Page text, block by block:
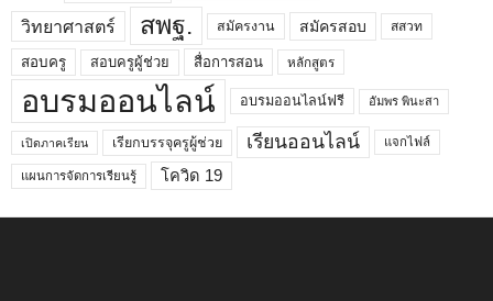
วิทยาศาสตร์ สพฐ. สมัครงาน สมัครสอบ สสวท
สอบครู สอบครูผู้ช่วย สื่อการสอน หลักสูตร
อบรมออนไลน์ อบรมออนไลน์ฟรี อัมพร พินะสา
เปิดภาคเรียน เรียกบรรจุครูผู้ช่วย เรียนออนไลน์ แจกไฟล์
แผนการจัดการเรียนรู้ โควิด 19